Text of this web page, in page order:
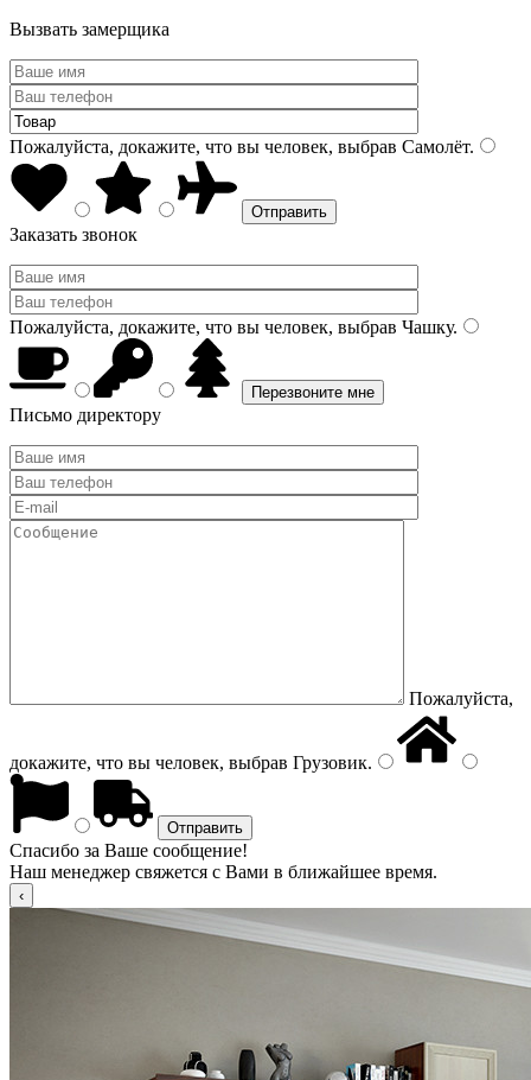
Вызвать замерщика
Пожалуйста, докажите, что вы человек, выбрав Самолёт.
Заказать звонок
Пожалуйста, докажите, что вы человек, выбрав Чашку.
Письмо директору
Пожалуйста,
докажите, что вы человек, выбрав Грузовик.
Спасибо за Ваше сообщение!
Наш менеджер свяжется с Вами в ближайшее время.